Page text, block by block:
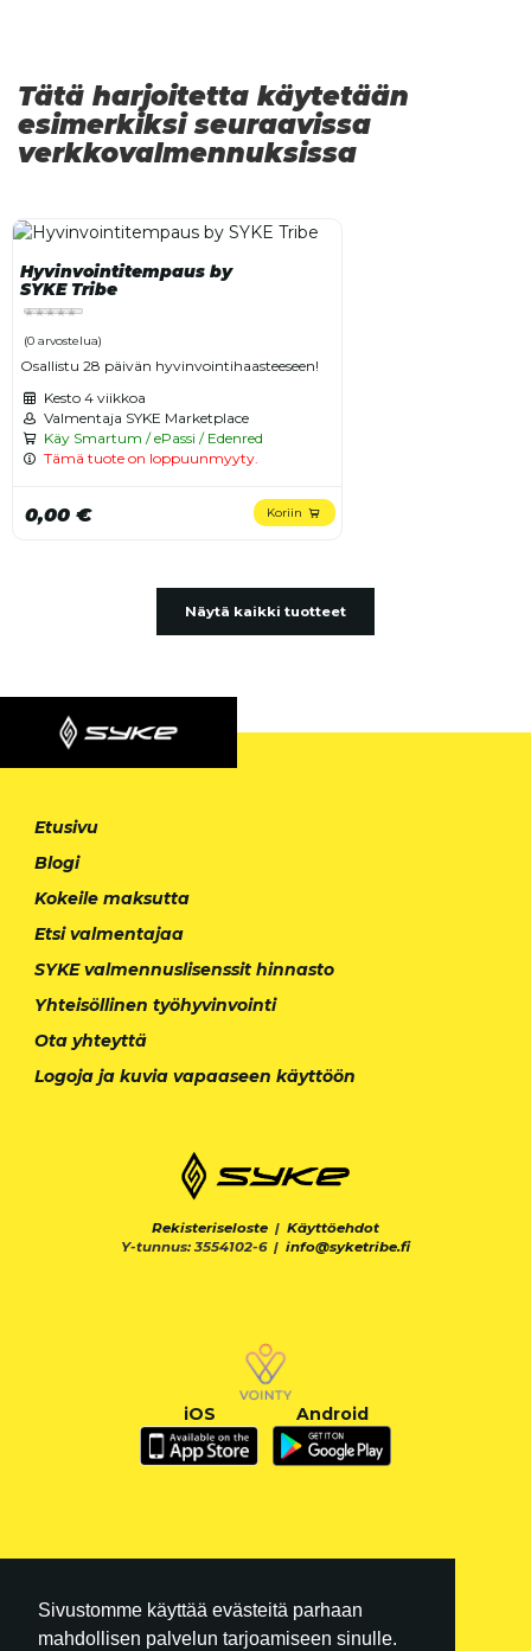
Sivustomme käyttää evästeitä parhaan
mahdollisen palvelun tarjoamiseen sinulle.
Tätä harjoitetta käytetään
esimerkiksi seuraavissa
verkkovalmennuksissa
Hyvinvointitempaus by
SYKE Tribe
(0 arvostelua)
Osallistu 28 päivän hyvinvointihaasteeseen!
Kesto 4 viikkoa
Valmentaja SYKE Marketplace
Käy Smartum / ePassi / Edenred
Tämä tuote on loppuunmyyty.
0,00 € Koriin
Näytä kaikki tuotteet
Etusivu
Blogi
Kokeile maksutta
Etsi valmentajaa
SYKE valmennuslisenssit hinnasto
Yhteisöllinen työhyvinvointi
Ota yhteyttä
Logoja ja kuvia vapaaseen käyttöön
Rekisteriseloste | Käyttöehdot
Y-tunnus: 3554102-6 | info@syketribe.fi
iOS Android